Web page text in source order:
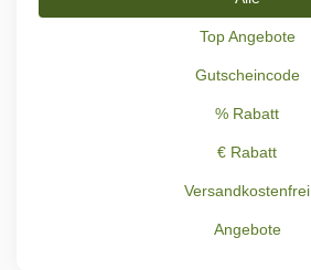
Top Angebote
Gutscheincode
% Rabatt
€ Rabatt
Versandkostenfrei
Angebote